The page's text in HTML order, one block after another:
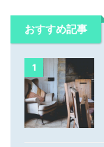
おすすめ記事
1